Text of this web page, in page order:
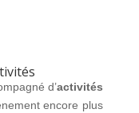
d’activités
encore plus